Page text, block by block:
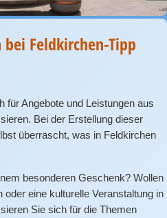
Feldkirchen-Tipp
für Angebote und Leistungen aus
Bei der Erstellung dieser
überrascht, was in Feldkirchen
besonderen Geschenk? Wollen
eine kulturelle Veranstaltung in
Sie sich für die Themen